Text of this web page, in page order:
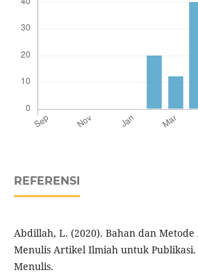
REFERENSI
Abdillah, L. (2020). Bahan dan
Menulis Artikel Ilmiah untuk Publikasi.
Menulis.